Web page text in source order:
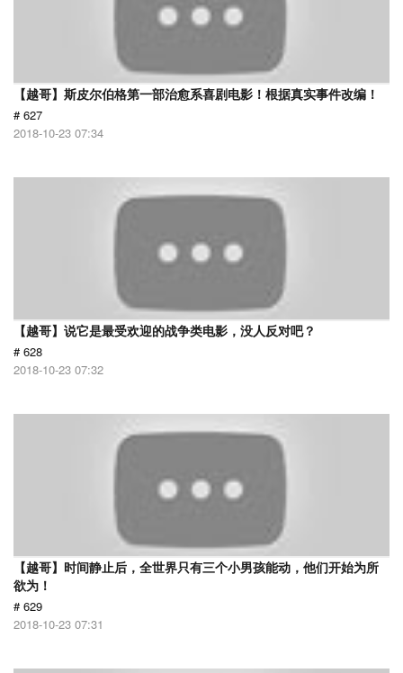
【越哥】斯皮尔伯格第一部治愈系喜剧电影！根据真实事件改编！
# 627
2018-10-23 07:34
【越哥】说它是最受欢迎的战争类电影，没人反对吧？
# 628
2018-10-23 07:32
【越哥】时间静止后，全世界只有三个小男孩能动，他们开始为所
欲为！
# 629
2018-10-23 07:31